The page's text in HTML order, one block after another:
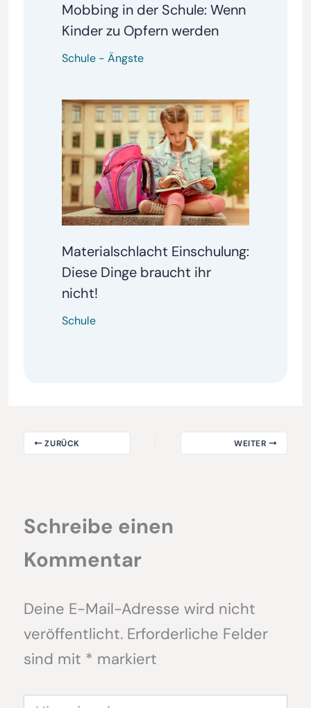
Mobbing in der Schule: Wenn
Kinder zu Opfern werden
Schule- Ängste
Materialschlacht Einschulung:
Diese Dinge braucht ihr
nicht!
Schule
ZURÜCK WEITER
Schreibe einen
Kommentar
Deine E-Mail-Adresse wird nicht
veröffentlicht. Erforderliche Felder
sind mit * markiert